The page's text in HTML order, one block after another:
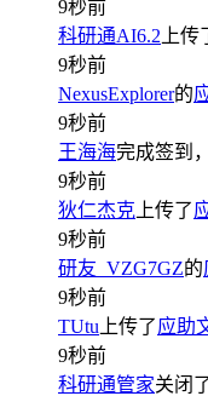
9秒前
科研通AI6.2上传
9秒前
NexusExplorer的
9秒前
王海海完成签到
9秒前
狄仁杰克上传了
9秒前
研友_VZG7GZ的
9秒前
TUtu上传了 应助
9秒前
科研通管家关闭了